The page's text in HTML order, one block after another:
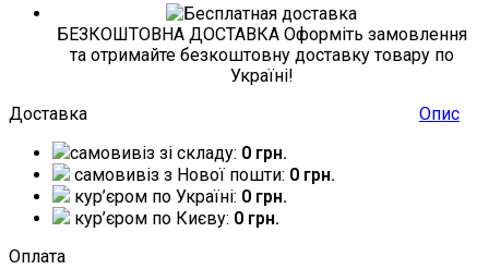
БЕЗКОШТОВНА ДОСТАВКА Оформіть замовлення
та отримайте безкоштовну доставку товару по
Україні!
Доставка
самовивіз зі складу: 0 грн.
самовивіз з Нової пошти: 0 грн.
кур’єром по Україні: 0 грн.
кур’єром по Києву: 0 грн.
Оплата
Опис